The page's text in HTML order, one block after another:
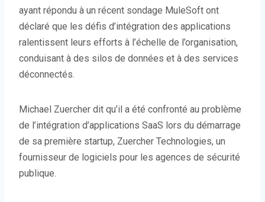
ayant répondu à un récent sondage MuleSoft ont
déclaré que les défis d’intégration des applications
ralentissent leurs efforts à l’échelle de l’organisation,
conduisant à des silos de données et à des services
déconnectés.
Michael Zuercher dit qu’il a été confronté au problème
de l’intégration d’applications SaaS lors du démarrage
de sa première startup, Zuercher Technologies, un
fournisseur de logiciels pour les agences de sécurité
publique.